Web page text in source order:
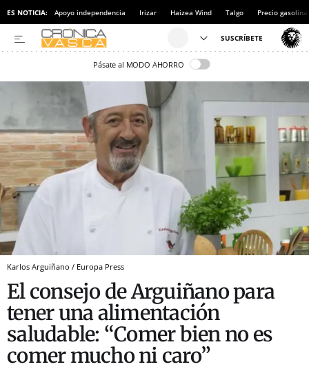
ES NOTICIA: Apoyo independencia Irizar Haizea Wind Talgo Precio gasolina
Pásate al MODO AHORRO
Karlos Arguiñano / Europa Press
El consejo de Arguiñano para
tener una alimentación
saludable: “Comer bien no es
comer mucho ni caro”